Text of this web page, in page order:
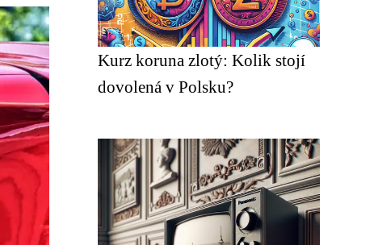
Kurz koruna zlotý: Kolik stojí
dovolená v Polsku?